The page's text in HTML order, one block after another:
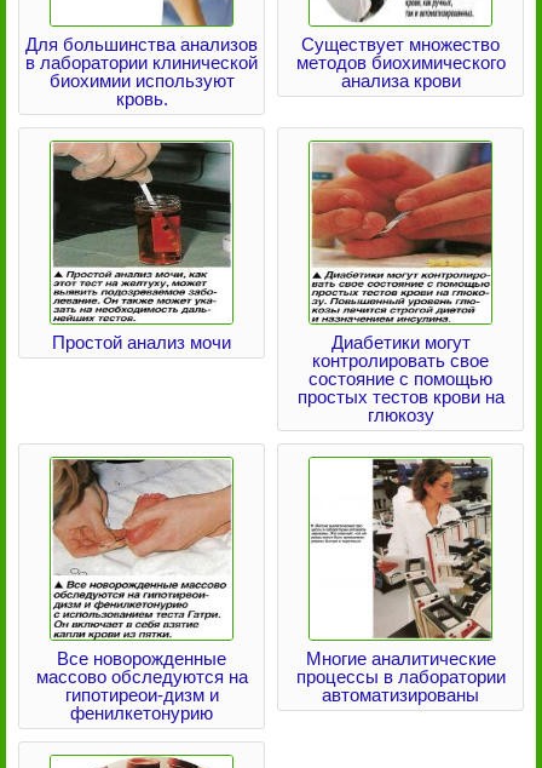
Для большинства анализов
в лаборатории клинической
биохимии используют
кровь.
Существует множество
методов биохимического
анализа крови
Простой анализ мочи
Диабетики могут
контролировать свое
состояние с помощью
простых тестов крови на
глюкозу
Все новорожденные
массово обследуются на
гипотиреои-дизм и
фенилкетонурию
Многие аналитические
процессы в лаборатории
автоматизированы